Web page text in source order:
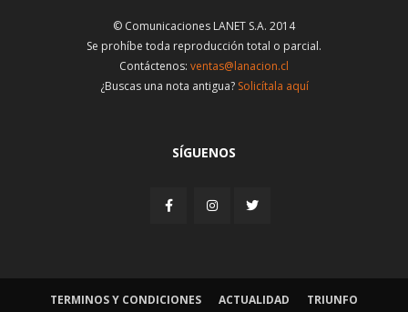
© Comunicaciones LANET S.A. 2014
Se prohíbe toda reproducción total o parcial.
Contáctenos: ventas@lanacion.cl
¿Buscas una nota antigua? Solicítala aquí
SÍGUENOS
TERMINOS Y CONDICIONES ACTUALIDAD TRIUNFO